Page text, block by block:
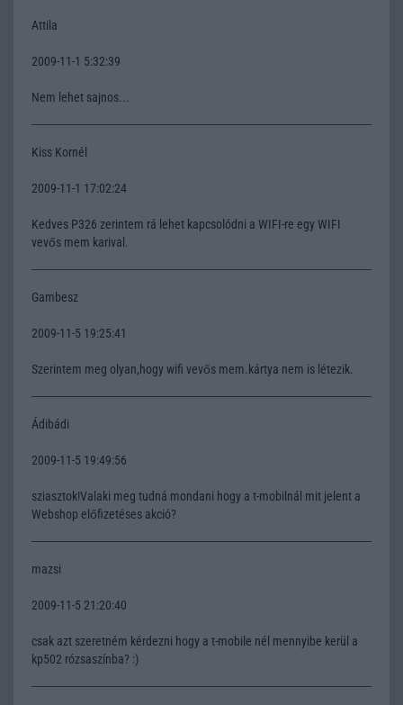
Attila
2009-11-1 5:32:39
Nem lehet sajnos...
Kiss Kornél
2009-11-1 17:02:24
Kedves P326 zerintem rá lehet kapcsolódni a WIFI-re egy WIFI
vevős mem karival.
Gambesz
2009-11-5 19:25:41
Szerintem meg olyan,hogy wifi vevős mem.kártya nem is létezik.
Ádibádi
2009-11-5 19:49:56
sziasztok!Valaki meg tudná mondani hogy a t-mobilnál mit jelent a
Webshop előfizetéses akció?
mazsi
2009-11-5 21:20:40
csak azt szeretném kérdezni hogy a t-mobile nél mennyibe kerül a
kp502 rózsaszínba? :)